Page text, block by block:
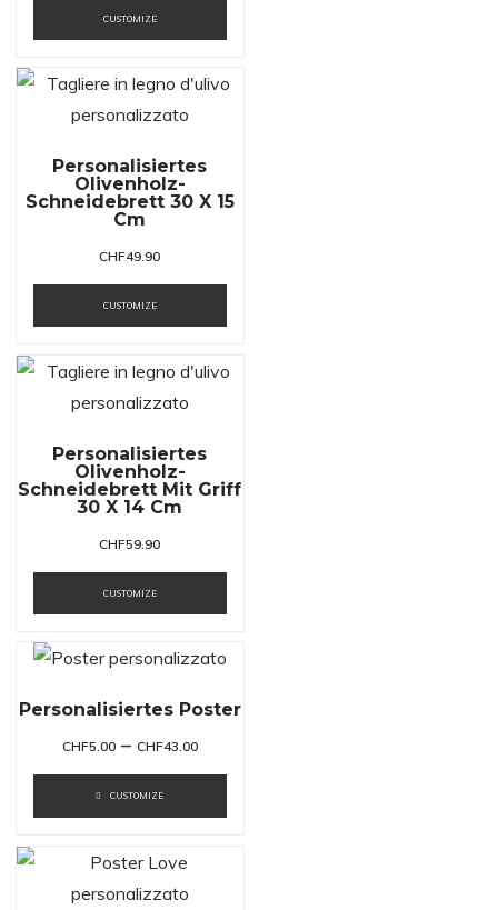
CUSTOMIZE
Personalisiertes
Olivenholz-
Schneidebrett 30 X 15
Cm
CHF49.90
CUSTOMIZE
Personalisiertes
Olivenholz-
Schneidebrett Mit Griff
30 X 14 Cm
CHF59.90
CUSTOMIZE
Personalisiertes Poster
CHF5.00 – CHF43.00
CUSTOMIZE